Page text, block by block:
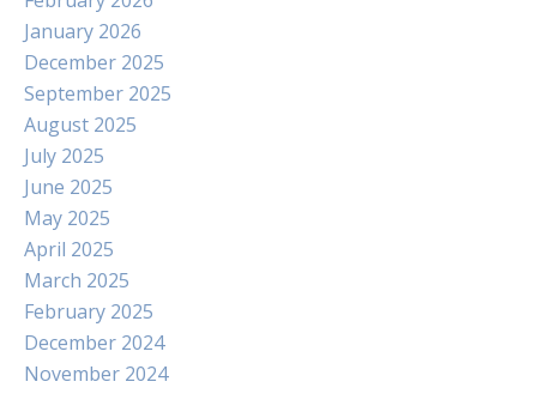
January 2026
December 2025
September 2025
August 2025
July 2025
June 2025
May 2025
April 2025
March 2025
February 2025
December 2024
November 2024